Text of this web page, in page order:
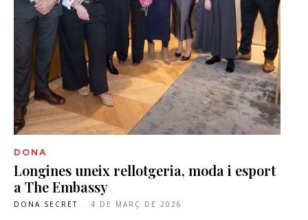
DONA
Longines uneix rellotgeria, moda i esport
a The Embassy
DONA SECRET - 4 DE MARÇ DE 2026